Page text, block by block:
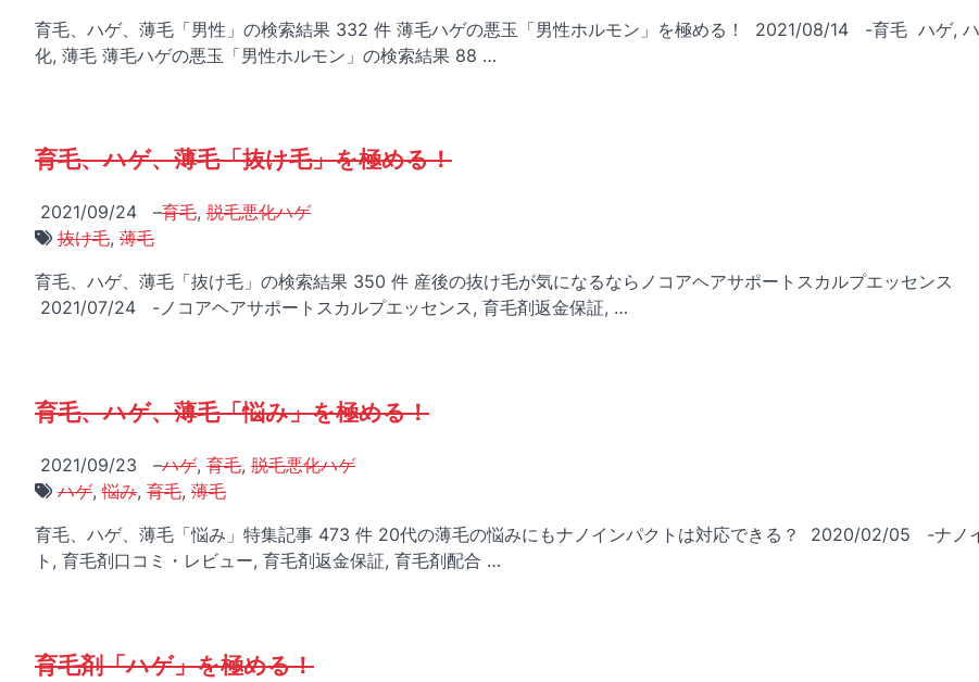
育毛、ハゲ、薄毛「男性」の検索結果 332 件 薄毛ハゲの悪玉「男性ホルモン」を極める！ 2021/08/14 -育毛 ハゲ,
化, 薄毛 薄毛ハゲの悪玉「男性ホルモン」の検索結果 88 …
育毛、ハゲ、薄毛「抜け毛」を極める！
2021/09/24 –育毛, 脱毛悪化ハゲ
抜け毛, 薄毛
育毛、ハゲ、薄毛「抜け毛」の検索結果 350 件 産後の抜け毛が気になるならノコアヘアサポートスカルプエッセンス
2021/07/24 -ノコアヘアサポートスカルプエッセンス, 育毛剤返金保証, …
育毛、ハゲ、薄毛「悩み」を極める！
2021/09/23 –ハゲ, 育毛, 脱毛悪化ハゲ
ハゲ,悩み, 育毛, 薄毛
育毛、ハゲ、薄毛「悩み」特集記事 473 件 20代の薄毛の悩みにもナノインパクトは対応できる？ 2020/02/05 -ナノ
ト, 育毛剤口コミ・レビュー, 育毛剤返金保証, 育毛剤配合 …
育毛剤「ハゲ」を極める！